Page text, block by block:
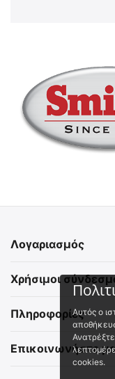
Λογαριασμός
Χρήσιμοι
Πληροφορίες
Επικοινωνήστε
Αυτός ο
cookies.